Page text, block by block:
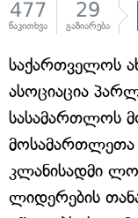
477
წაკითხვა
29
გაზიარება
საქართველოს
ასოციაცია
სასამართლოს
მოსამართლეთა
კლანისადმი
ლიდერების